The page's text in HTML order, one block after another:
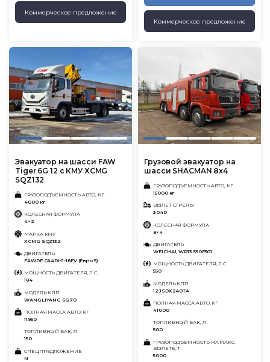
Коммерческое предложение
Коммерческое предложение
Эвакуатор на шасси FAW
Tiger 6G 12 с КМУ XCMG
SQZ132
ГРУЗОПОДЪЕМНОСТЬ АВТО, КГ
4000 кг
КОЛЕСНАЯ ФОРМУЛА
4×2
МАРКА КМУ
XCMG SQZ132
ДВИГАТЕЛЬ
FAWDE CA4DH1-18EV (Евро 5)
МОЩНОСТЬ ДВИГАТЕЛЯ, Л.С.
184
МОДЕЛЬ КПП
WANGLIYANG 6G70
ПОЛНАЯ МАССА АВТО, КГ
11950
ТОПЛИВНЫЙ БАК, Л
150
СПЕЦПРЕДЛОЖЕНИЕ
N
Грузовой эвакуатор на
шасси SHACMAN 8x4
ГРУЗОПОДЪЕМНОСТЬ АВТО, КГ
15000 кг
ВЫЛЕТ СТРЕЛЫ
3040
КОЛЕСНАЯ ФОРМУЛА
8×4
ДВИГАТЕЛЬ
WEICHAI, WP13.550E501
МОЩНОСТЬ ДВИГАТЕЛЯ, Л.С.
550
МОДЕЛЬ КПП
12JSDX240TA
ПОЛНАЯ МАССА АВТО, КГ
41000
ТОПЛИВНЫЙ БАК, Л
500
ГРУЗОПОДЪЕМНОСТЬ НА МАКС.
ВЫЛЕТЕ, Т
5000